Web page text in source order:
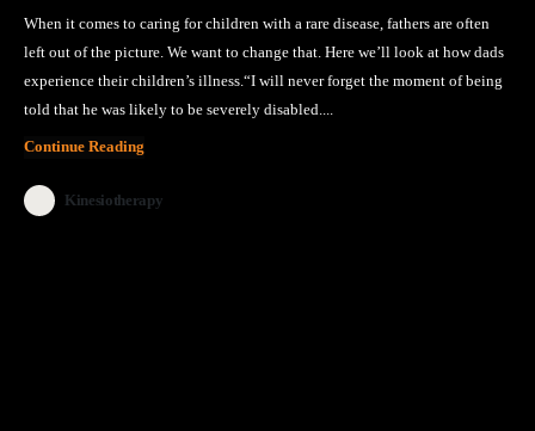
When it comes to caring for children with a rare disease, fathers are often
left out of the picture. We want to change that. Here we’ll look at how dads
experience their children’s illness.“I will never forget the moment of being
told that he was likely to be severely disabled....
Continue Reading
Kinesiotherapy